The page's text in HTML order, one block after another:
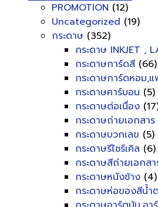
PROMOTION (12)
Uncategorized (19)
กระดาษ (352)
กระดาษ INKJET ,
กระดาษการ์ดสี (66)
กระดาษการ์ดหอม,
กระดาษคาร์บอน (5)
กระดาษต่อเนื่อง
กระดาษถ่ายเอกสาร
กระดาษบวกเลข (5)
กระดาษรีไซร์เคิล (6)
กระดาษสีถ่ายเอกสา
กระดาษหนังช้าง (4)
กระดาษห่อของสีน้ำ